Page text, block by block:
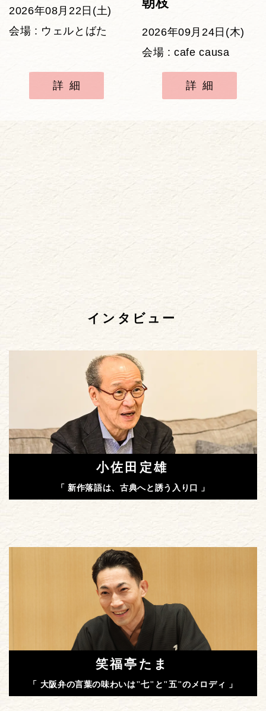
2026年08月22日(土)
会場 : ウェルとばた
詳細
朝枝
2026年09月24日(木)
会場 : cafe causa
詳細
インタビュー
小佐田定雄
「 新作落語は、古典へと誘う入り口 」
笑福亭たま
「 大阪弁の言葉の味わいは"七"と"五"のメロディ 」